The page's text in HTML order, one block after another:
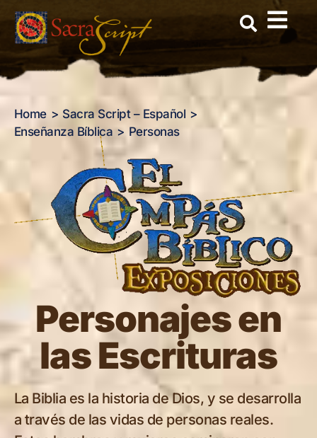
Skip
content
Home
Sacra Script – Español
Enseñanza Bíblica
Personas
Personajes en
las Escrituras
La Biblia es la historia de Dios, y se desarrolla
a través de las vidas de personas reales.